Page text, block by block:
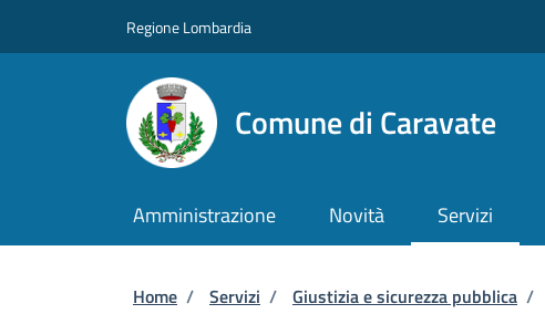
Regione Lombardia
Comune di Caravate
Amministrazione Novità Servizi
Briciole di pane
Home / Servizi / Giustizia e sicurezza pubblica /